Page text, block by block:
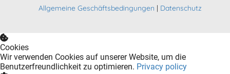
Allgemeine Geschäftsbedingungen | Datenschutz
Cookies
Wir verwenden Cookies auf unserer Website, um die
Benutzerfreundlichkeit zu optimieren. Privacy policy